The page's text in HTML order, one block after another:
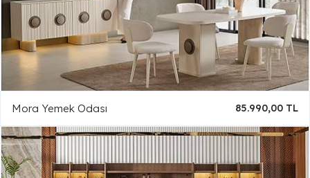
Mora Yemek Odası 85.990,00 TL